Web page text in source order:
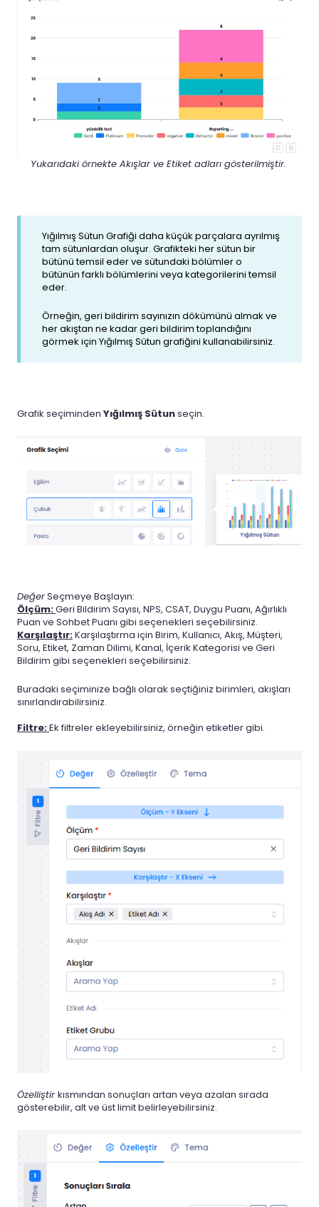
Yukarıdaki örnekte Akışlar ve Etiket adları gösterilmiştir.
Yığılmış Sütun Grafiği daha küçük parçalara ayrılmış
tam sütunlardan oluşur. Grafikteki her sütun bir
bütünü temsil eder ve sütundaki bölümler o
bütünün farklı bölümlerini veya kategorilerini temsil
eder.
Örneğin, geri bildirim sayınızın dökümünü almak ve
her akıştan ne kadar geri bildirim toplandığını
görmek için Yığılmış Sütun grafiğini kullanabilirsiniz.
Grafik seçiminden Yığılmış Sütunseçin.
DeğerSeçmeye Başlayın:
Ölçüm:Geri Bildirim Sayısı, NPS, CSAT, Duygu Puanı, Ağırlıklı
Puan ve Sohbet Puanı gibi seçenekleri seçebilirsiniz.
Karşılaştır:Karşılaştırma için Birim, Kullanıcı, Akış, Müşteri,
Soru, Etiket, Zaman Dilimi, Kanal, İçerik Kategorisi ve Geri
Bildirim gibi seçenekleri seçebilirsiniz.
Buradaki seçiminize bağlı olarak seçtiğiniz birimleri, akışları
sınırlandırabilirsiniz.
Filtre:Ek filtreler ekleyebilirsiniz, örneğin etiketler gibi.
Özelliştir kısmından sonuçları artan veya azalan sırada
gösterebilir, alt ve üst limit belirleyebilirsiniz.